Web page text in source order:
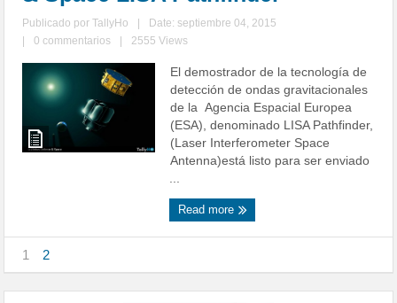
Publicado porTallyHo
Date: septiembre 04, 2015
0 commentarios 2555 Views
El demostrador de la tecnología de
detección de ondas gravitacionales
de la Agencia Espacial Europea
(ESA), denominado LISA Pathfinder,
(Laser Interferometer Space
Antenna)está listo para ser enviado
...
Read more
1 2